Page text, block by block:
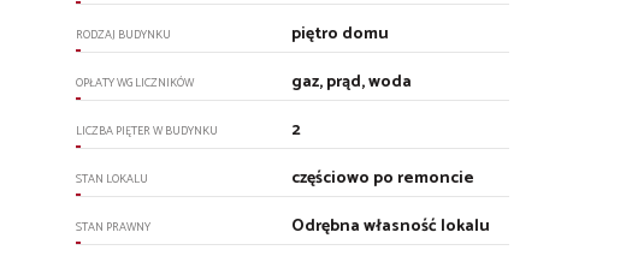
RODZAJ BUDYNKU piętro domu
OPŁATY WG LICZNIKÓW gaz, prąd, woda
LICZBA PIĘTER W BUDYNKU 2
STAN LOKALU częściowo po remoncie
STAN PRAWNY Odrębna własność lokalu